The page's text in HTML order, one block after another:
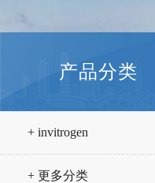
产品分类
+ invitrogen
+ 更多分类